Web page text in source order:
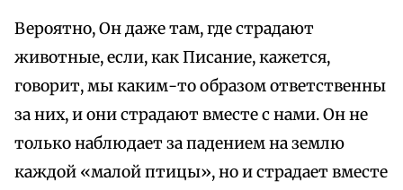
Вероятно, Он даже там, где страдают
животные, если, как Писание, кажется,
говорит, мы каким-то образом ответственны
за них, и они страдают вместе с нами. Он не
только наблюдает за падением на землю
каждой «малой птицы», но и страдает вместе